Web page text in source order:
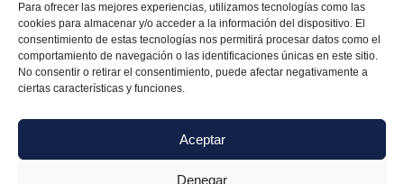
Para ofrecer las mejores experiencias, utilizamos tecnologías como las
cookies para almacenar y/o acceder a la información del dispositivo. El
consentimiento de estas tecnologías nos permitirá procesar datos como el
comportamiento de navegación o las identificaciones únicas en este sitio.
No consentir o retirar el consentimiento, puede afectar negativamente a
ciertas características y funciones.
Aceptar
Denegar
Privacidad
Política de
Cookies